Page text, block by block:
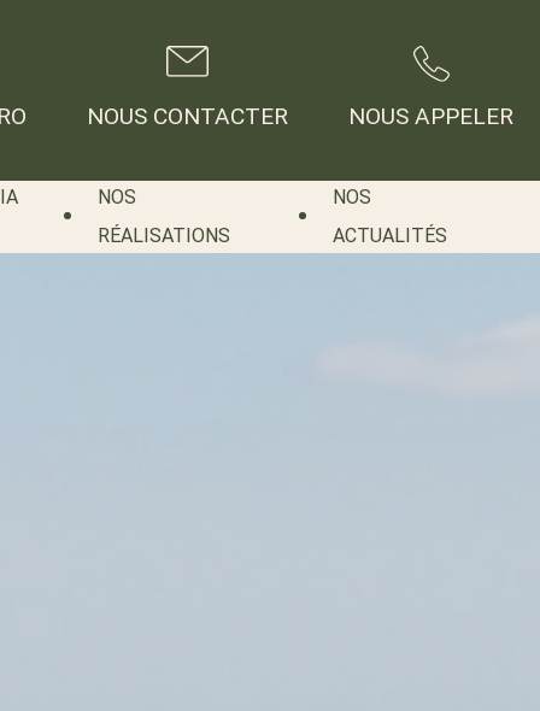
NOUS CONTACTER NOUS APPELER
NOS
RÉALISATIONS
NOS
ACTUALITÉS